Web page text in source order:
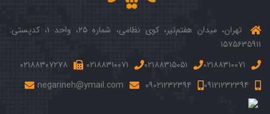
تهران، میدان هفتم‌‌تیر، کوی نظامی، شماره ۲۵، واحد ۱، کدپستی:
۱۵۷۵۶۳۵۹۱۱
۰۲۱۸۸۳۱۰۰۷۱
۰۲۱۸۸۳۱۵۰۵۱ ۰۲۱۸۸۳۱۰۰۷۱
۰۲۱۸۸۳۰۷۲۷۸
۰۹۱۲۱۲۳۲۳۹۴
۰۹۰۲۱۲۳۲۳۹۴ negarineh@ymail.com